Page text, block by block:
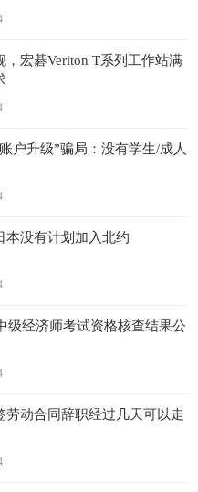
，宏碁Veriton T系列工作站满
户升级”骗局：没有学生/成人
本没有计划加入北约
级经济师考试资格核查结果公
劳动合同辞职经过几天可以走